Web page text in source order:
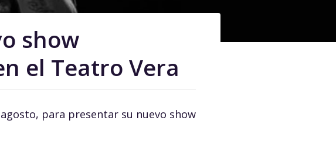
show
el Teatro Vera
para presentar su nuevo show